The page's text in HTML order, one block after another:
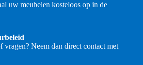
uw meubelen kosteloos op in de
vragen? Neem dan direct contact met